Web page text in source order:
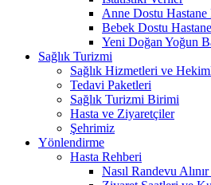
Anne Dostu Hastane
Bebek Dostu
Yeni Doğan Yoğun
Sağlık Turizmi
Sağlık Hizmetleri ve
Tedavi Paketleri
Sağlık Turizmi Birimi
Hasta ve Ziyaretçiler
Şehrimiz
Yönlendirme
Hasta Rehberi
Nasıl Randevu Alınır